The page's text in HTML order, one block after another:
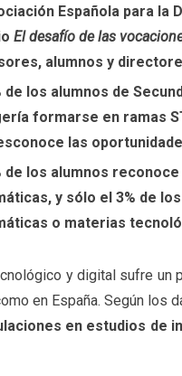
Española para la
El desafío de las
alumnos y
de los alumnos de
formarse en ramas
las
de los alumnos
y sólo el 3% de
o materias
y digital sufre un
en España. Según los
en estudios de